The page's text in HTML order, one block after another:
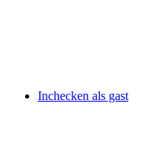
Inchecken als gast